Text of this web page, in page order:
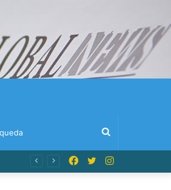
Búsqueda
Instagram
Twitter
Facebook